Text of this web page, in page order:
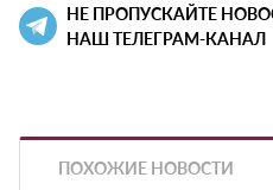
НЕ ПРОПУСКАЙТЕ
НАШ ТЕЛЕГРАМ-КАНАЛ
ПОХОЖИЕ НОВОСТИ